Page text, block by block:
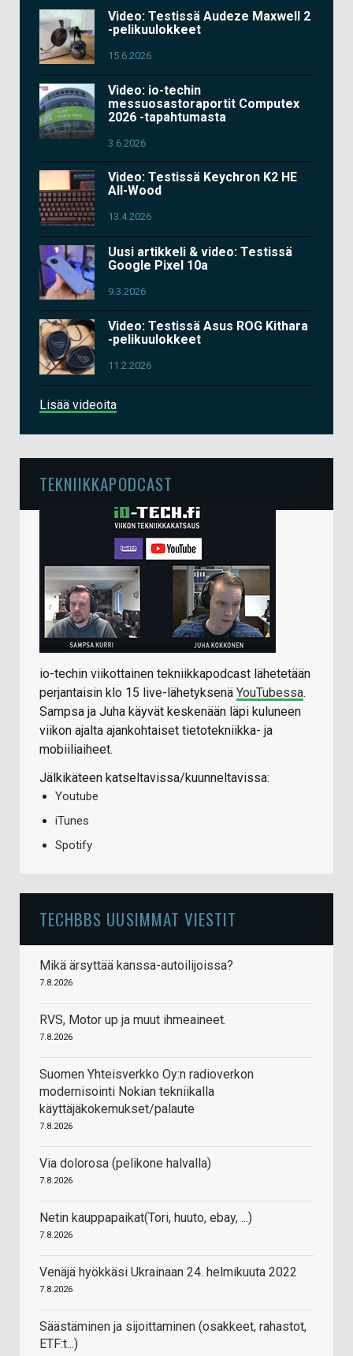
Video: Testissä Audeze Maxwell 2
-pelikuulokkeet
15.6.2026
Video: io-techin
messuosastoraportit Computex
2026 -tapahtumasta
3.6.2026
Video: Testissä Keychron K2 HE
All-Wood
13.4.2026
Uusi artikkeli & video: Testissä
Google Pixel 10a
9.3.2026
Video: Testissä Asus ROG Kithara
-pelikuulokkeet
11.2.2026
Lisää videoita
TEKNIIKKAPODCAST
io-techin viikottainen tekniikkapodcast lähetetään
perjantaisin klo 15 live-lähetyksenä YouTubessa.
Sampsa ja Juha käyvät keskenään läpi kuluneen
viikon ajalta ajankohtaiset tietotekniikka- ja
mobiiliaiheet.
Jälkikäteen katseltavissa/kuunneltavissa:
Youtube
iTunes
Spotify
TECHBBS UUSIMMAT VIESTIT
Mikä ärsyttää kanssa-autoilijoissa?
7.8.2026
RVS, Motor up ja muut ihmeaineet.
7.8.2026
Suomen Yhteisverkko Oy:n radioverkon
modernisointi Nokian tekniikalla
käyttäjäkokemukset/palaute
7.8.2026
Via dolorosa (pelikone halvalla)
7.8.2026
Netin kauppapaikat(Tori, huuto, ebay, ...)
7.8.2026
Venäjä hyökkäsi Ukrainaan 24. helmikuuta 2022
7.8.2026
Säästäminen ja sijoittaminen (osakkeet, rahastot,
ETF:t...)